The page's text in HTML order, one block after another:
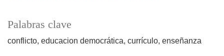
Palabras clave
conflicto educacion democrática currículo enseñanza